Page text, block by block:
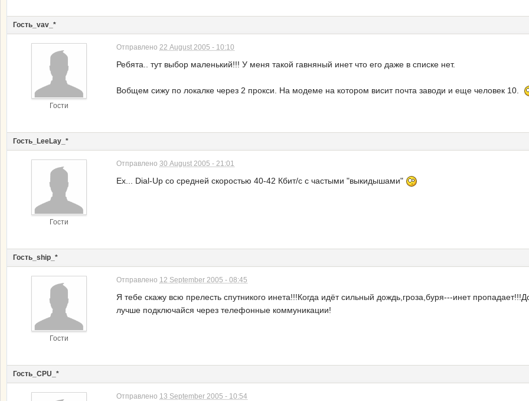
Гость_vav_*
Гости
Отправлено 22 August 2005 - 10:10
Ребята.. тут выбор маленький!!! У меня такой гавняный инет что его даже в списке нет.
Вобщем сижу по локалке через 2 прокси. На модеме на котором висит почта заводи и еще человек 10.
Гость_LeeLay_*
Гости
Отправлено 30 August 2005 - 21:01
Ех... Dial-Up со средней скоростью 40-42 Кбит/с с частыми "выкидышами"
Гость_ship_*
Гости
Отправлено 12 September 2005 - 08:45
Я тебе скажу всю прелесть спутникого инета!!!Когда идёт сильный дождь,гроза,буря---инет
лучше подключайся через телефонные коммуникации!
Гость_CPU_*
Отправлено 13 September 2005 - 10:54